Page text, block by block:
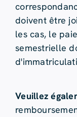
doivent être
les cas, le
semestrielle
Veuillez